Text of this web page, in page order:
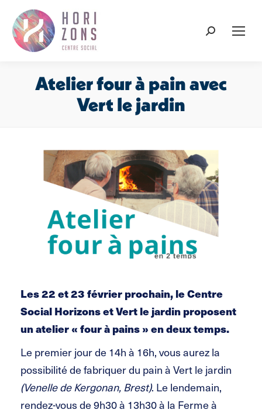
Recherche
Atelier four à pain avec
Vert le jardin
Les 22 et 23 février prochain, le Centre
Social Horizons et Vert le jardin proposent
un atelier « four à pains » en deux temps.
Le premier jour de 14h à 16h, vous aurez la
possibilité de fabriquer du pain à Vert le jardin
(Venelle de Kergonan, Brest). Le lendemain,
rendez-vous de 9h30 à 13h30 à la Ferme à